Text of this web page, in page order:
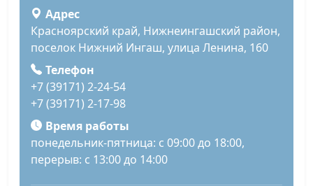
Адрес
Красноярский край, Нижнеингашский район,
поселок Нижний Ингаш, улица Ленина, 160
Телефон
+7 (39171) 2-24-54
+7 (39171) 2-17-98
Время работы
понедельник-пятница: с 09:00 до 18:00,
перерыв: с 13:00 до 14:00